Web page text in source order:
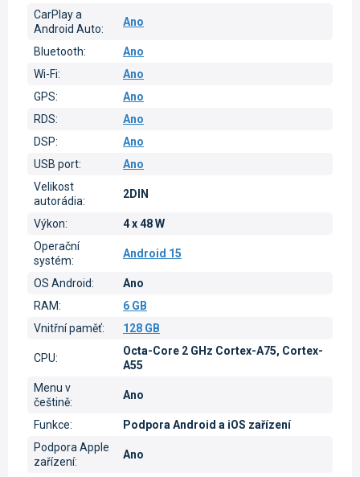
CarPlay a
Android Auto:
Ano
Bluetooth:
Ano
Wi-Fi:
Ano
GPS:
Ano
RDS:
Ano
DSP:
Ano
USB port:
Ano
Velikost
autorádia:
2DIN
Výkon:
4 x 48 W
Operační
systém:
Android 15
OS Android:
Ano
RAM:
6 GB
Vnitřní paměť: 128 GB
CPU:
Octa-Core 2 GHz Cortex-A75, Cortex-
A55
Menu v
češtině:
Ano
Funkce:
Podpora Android a iOS zařízení
Podpora Apple
zařízení:
Ano